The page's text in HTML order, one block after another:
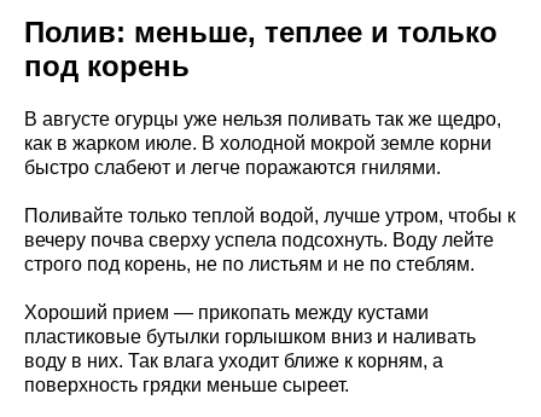
Полив: меньше, теплее и только
под корень
В августе огурцы уже нельзя поливать так же щедро,
как в жарком июле. В холодной мокрой земле корни
быстро слабеют и легче поражаются гнилями.
Поливайте только теплой водой, лучше утром, чтобы к
вечеру почва сверху успела подсохнуть. Воду лейте
строго под корень, не по листьям и не по стеблям.
Хороший прием — прикопать между кустами
пластиковые бутылки горлышком вниз и наливать
воду в них. Так влага уходит ближе к корням, а
поверхность грядки меньше сыреет.